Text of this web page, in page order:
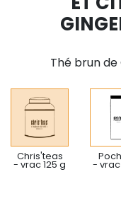
Thé brun
Chris'teas
- vrac 125 g - vrac